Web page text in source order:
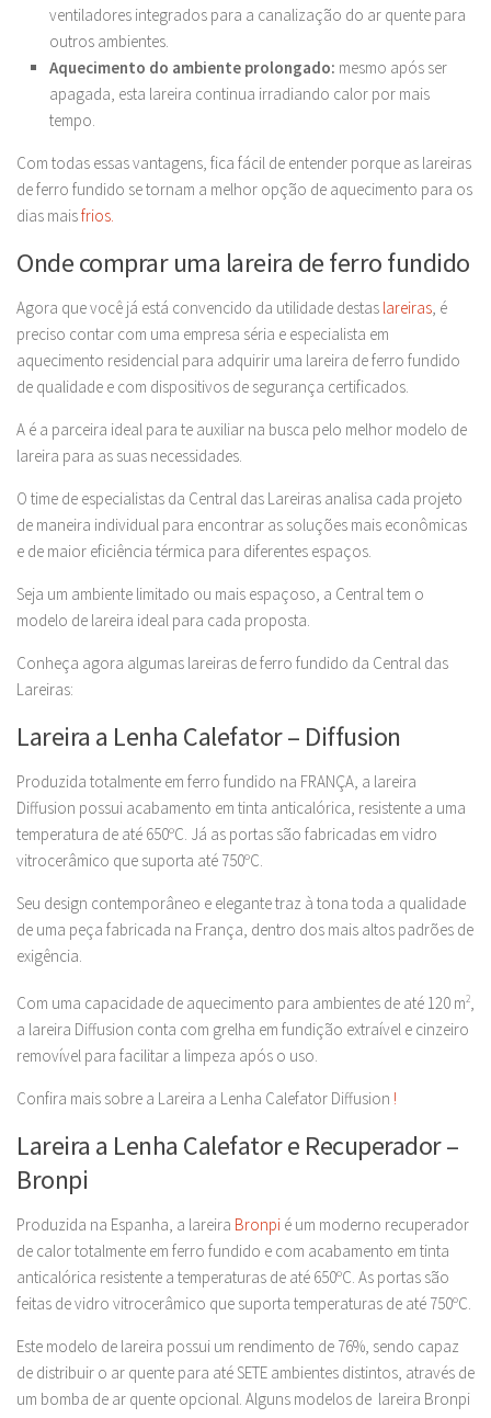
ventiladores integrados para a canalização do ar quente para
outros ambientes.
Aquecimento do ambiente prolongado: mesmo após ser
apagada, esta lareira continua irradiando calor por mais
tempo.
Com todas essas vantagens, fica fácil de entender porque as lareiras
de ferro fundido se tornam a melhor opção de aquecimento para os
dias maisfrios.
Onde comprar uma lareira de ferro fundido
Agora que você já está convencido da utilidade destas lareiras, é
preciso contar com uma empresa séria e especialista em
aquecimento residencial para adquirir uma lareira de ferro fundido
de qualidade e com dispositivos de segurança certificados.
A é a parceira ideal para te auxiliar na busca pelo melhor modelo de
lareira para as suas necessidades.
O time de especialistas da Central das Lareiras analisa cada projeto
de maneira individual para encontrar as soluções mais econômicas
e de maior eficiência térmica para diferentes espaços.
Seja um ambiente limitado ou mais espaçoso, a Central tem o
modelo de lareira ideal para cada proposta.
Conheça agora algumas lareiras de ferro fundido da Central das
Lareiras:
Lareira a Lenha Calefator – Diffusion
Produzida totalmente em ferro fundido na FRANÇA, a lareira
Diffusion possui acabamento em tinta anticalórica, resistente a uma
temperatura de até 650ºC. Já as portas são fabricadas em vidro
vitrocerâmico que suporta até 750ºC.
Seu design contemporâneo e elegante traz à tona toda a qualidade
de uma peça fabricada na França, dentro dos mais altos padrões de
exigência.
Com uma capacidade de aquecimento para ambientes de até 120 m2,
a lareira Diffusion conta com grelha em fundição extraível e cinzeiro
removível para facilitar a limpeza após o uso.
Confira mais sobre a Lareira a Lenha Calefator Diffusion !
Lareira a Lenha Calefator e Recuperador –
Bronpi
Produzida na Espanha, a lareira Bronpi é um moderno recuperador
de calor totalmente em ferro fundido e com acabamento em tinta
anticalórica resistente a temperaturas de até 650ºC. As portas são
feitas de vidro vitrocerâmico que suporta temperaturas de até 750ºC.
Este modelo de lareira possui um rendimento de 76%, sendo capaz
de distribuir o ar quente para até SETE ambientes distintos, através de
um bomba de ar quente opcional. Alguns modelos de lareira Bronpi